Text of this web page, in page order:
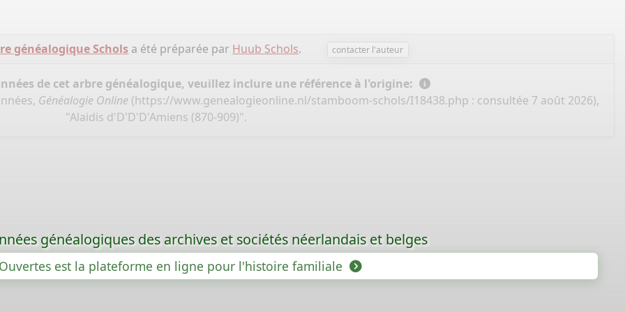
généalogique Schols a été préparée par Huub Schols. contacter l'auteur
de cet arbre généalogique, veuillez inclure une référence à l'origine:
Généalogie Online (https://www.genealogieonline.nl/stamboom-schols/I18438.php : consultée 7 août 2026),
"Alaidis d'D'D'D'Amiens (870-909)".
généalogiques des archives et sociétés néerlandais et belges
est la plateforme en ligne pour l'histoire familiale